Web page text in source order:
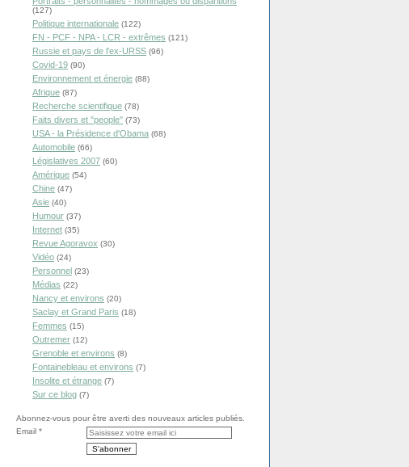
(127)
Politique internationale (122)
FN - PCF - NPA - LCR - extrêmes (121)
Russie et pays de l'ex-URSS (96)
Covid-19 (90)
Environnement et énergie (88)
Afrique (87)
Recherche scientifique (78)
Faits divers et "people" (73)
USA - la Présidence d'Obama (68)
Automobile (66)
Législatives 2007 (60)
Amérique (54)
Chine (47)
Asie (40)
Humour (37)
Internet (35)
Revue Agoravox (30)
Vidéo (24)
Personnel (23)
Médias (22)
Nancy et environs (20)
Saclay et Grand Paris (18)
Femmes (15)
Outremer (12)
Grenoble et environs (8)
Fontainebleau et environs (7)
Insolite et étrange (7)
Sur ce blog (7)
Abonnez-vous pour être averti des nouveaux articles publiés.
Email